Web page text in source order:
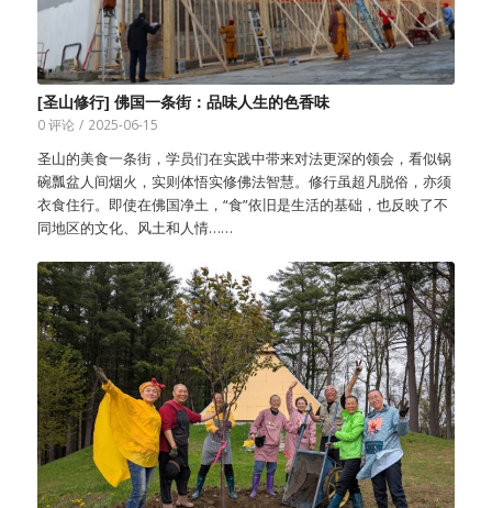
[圣山修行] 佛国一条街：品味人生的色香味
0 评论 / 2025-06-15
圣山的美食一条街，学员们在实践中带来对法更深的领会，看似锅
碗瓢盆人间烟火，实则体悟实修佛法智慧。修行虽超凡脱俗，亦须
衣食住行。即使在佛国净土，“食”依旧是生活的基础，也反映了不
同地区的文化、风土和人情……